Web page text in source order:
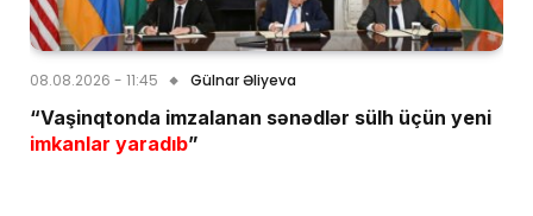
08.08.2026 - 11:45 Gülnar Əliyeva
“Vaşinqtonda imzalanan sənədlər sülh üçün yeni
imkanlar yaradıb”